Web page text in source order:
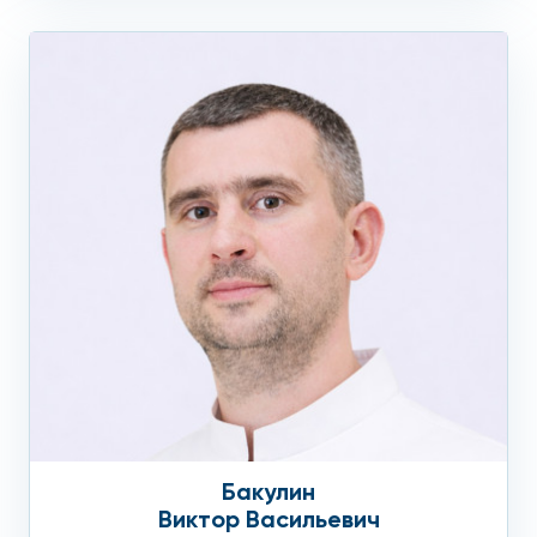
инородные тела из металлических сплавов;
протезы сердечных клапанов.
КТ-диагностика детям в
Москве: куда обратиться
Если Вам необходимо провести КТ-диагностику детям в
Москве, обратитесь за консультацией в один из
медицинских центров Москвы – в «Столицу» на Арбате.
Врачи «Столицы» – это высококвалифицированные
специалисты, авторы многих научных исследований с
Медицинский центр «Столица» располагает
Бакулин
Виктор Васильевич